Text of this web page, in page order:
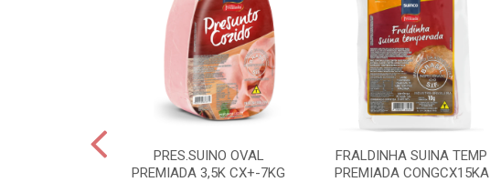
PRES.SUINO OVAL
PREMIADA 3,5K CX+-7KG
FRALDINHA SUINA TEMP
PREMIADA CONGCX15KA